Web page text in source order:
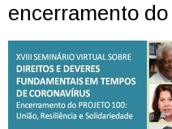
encerramento